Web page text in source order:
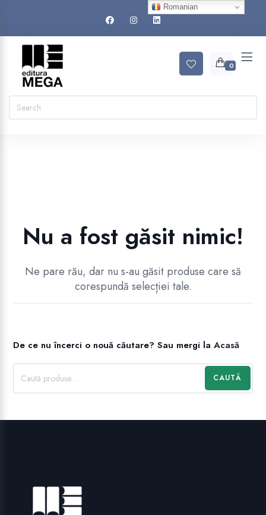
0
Nu a fost găsit nimic!
Ne pare rău, dar nu s-au găsit produse care să
corespundă selecției tale.
De ce nu încerci o nouă căutare?Sau mergi laAcasă
CAUTĂ
Romanian